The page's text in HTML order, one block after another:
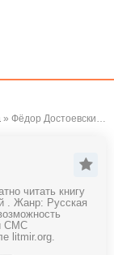
» Фёдор Достоевский - Бесы
читать книгу
. Жанр: Русская
СМС
litmir.org.